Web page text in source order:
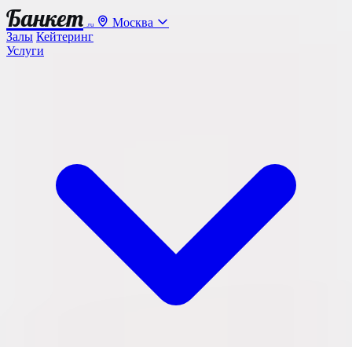
Банкет .ru
Москва
Залы Кейтеринг
Услуги